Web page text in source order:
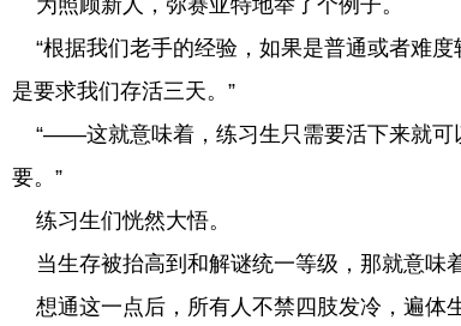
为照顾新人，弥赛亚特地举了个例子。
“根据我们老手的经验，如果是普通或者难
是要求我们存活三天。”
“——这就意味着，练习生只需要活下来就可
要。”
练习生们恍然大悟。
当生存被抬高到和解谜统一等级，那就意味
想通这一点后，所有人不禁四肢发冷，遍体生